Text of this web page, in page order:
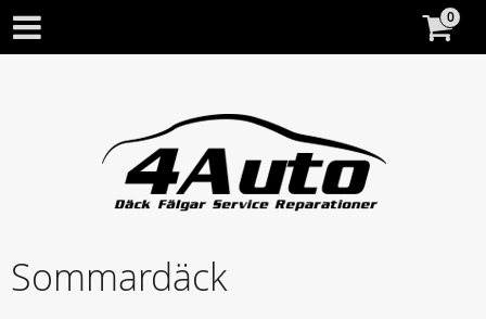
Sommardäck